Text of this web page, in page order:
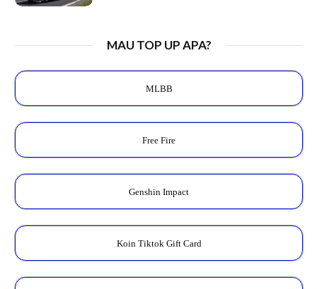
MAU TOP UP APA?
MLBB
Free Fire
Genshin Impact
Koin Tiktok Gift Card